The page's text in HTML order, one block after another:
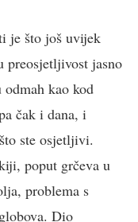
je što još uvijek
preosjetljivost jasno
kao kod
čak i dana, i
ste osjetljivi.
poput grčeva u
problema s
Dio